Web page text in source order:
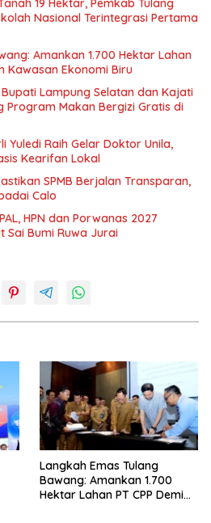
Nasional Terintegrasi Pertama
Amankan 1.700 Hektar Lahan
Kawasan Ekonomi Biru
Lampung Selatan dan Kajati
Program Makan Bergizi Gratis di
Yuledi Raih Gelar Doktor Unila,
Kearifan Lokal
SPMB Berjalan Transparan,
Calo
HPN dan Porwanas 2027
Sai Bumi Ruwa Jurai
Langkah Emas Tulang
Bawang: Amankan 1.700
Hektar Lahan PT CPP Demi